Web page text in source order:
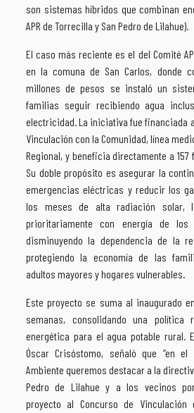
son sistemas híbridos que combinan
APR de Torrecilla y San Pedro de Lilahue).
El caso más reciente es el del Comité
en la comuna de San Carlos, donde
millones de pesos se instaló un
familias seguir recibiendo agua
electricidad. La iniciativa fue financiada
Vinculación con la Comunidad, línea
Regional, y beneficia directamente a
Su doble propósito es asegurar la
emergencias eléctricas y reducir los
los meses de alta radiación solar,
prioritariamente con energía de los
disminuyendo la dependencia de la
protegiendo la economía de las
adultos mayores y hogares vulnerables.
Este proyecto se suma al inaugurado
semanas, consolidando una política
energética para el agua potable rural.
Óscar Crisóstomo, señaló que “en el
Ambiente queremos destacar a la
Pedro de Lilahue y a los vecinos
proyecto al Concurso de Vinculación